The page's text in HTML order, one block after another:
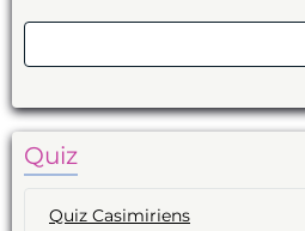
Quiz
Quiz Casimiriens